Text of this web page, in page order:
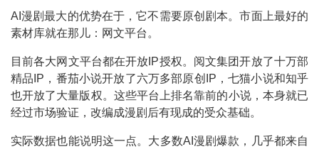
AI漫剧最大的优势在于，它不需要原创剧本。市面上最好的
素材库就在那儿：网文平台。
目前各大网文平台都在开放IP授权。阅文集团开放了十万部
精品IP，番茄小说开放了六万多部原创IP，七猫小说和知乎
也开放了大量版权。这些平台上排名靠前的小说，本身就已
经过市场验证，改编成漫剧后有现成的受众基础。
实际数据也能说明这一点。大多数AI漫剧爆款，几乎都来自